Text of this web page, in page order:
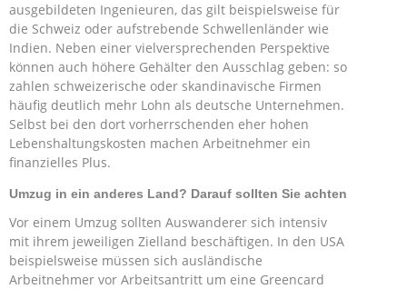
ausgebildeten Ingenieuren, das gilt beispielsweise für
die Schweiz oder aufstrebende Schwellenländer wie
Indien. Neben einer vielversprechenden Perspektive
können auch höhere Gehälter den Ausschlag geben: so
zahlen schweizerische oder skandinavische Firmen
häufig deutlich mehr Lohn als deutsche Unternehmen.
Selbst bei den dort vorherrschenden eher hohen
Lebenshaltungskosten machen Arbeitnehmer ein
finanzielles Plus.
Umzug in ein anderes Land? Darauf sollten Sie achten
Vor einem Umzug sollten Auswanderer sich intensiv
mit ihrem jeweiligen Zielland beschäftigen. In den USA
beispielsweise müssen sich ausländische
Arbeitnehmer vor Arbeitsantritt um eine Greencard